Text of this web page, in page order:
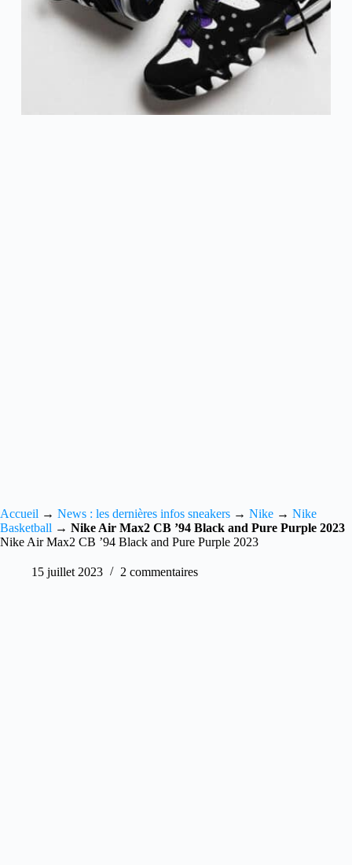
Accueil → News : les dernières infos sneakers → Nike → Nike
Basketball → Nike Air Max2 CB ’94 Black and Pure Purple 2023
Nike Air Max2 CB ’94 Black and Pure Purple 2023
15 juillet 2023 2 commentaires